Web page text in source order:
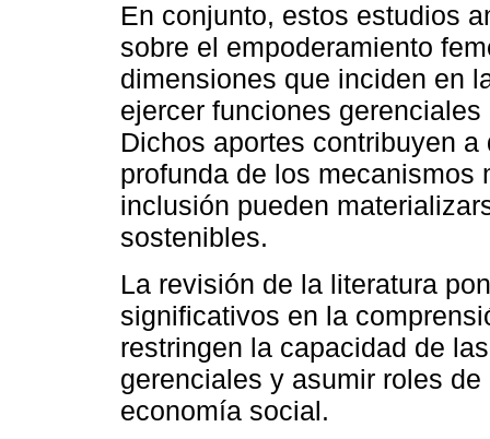
En conjunto, estos estudios
sobre el empoderamiento
dimensiones que inciden en
ejercer funciones
Dichos aportes contribuyen
profunda de los mecanismos
inclusión pueden
sostenibles.
La revisión de la literatura
significativos en la
restringen la capacidad de
gerenciales y asumir roles
economía social.